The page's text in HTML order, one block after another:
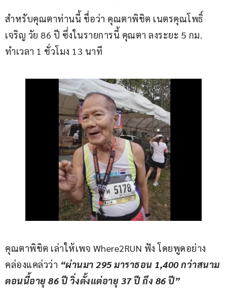
สำหรับคุณตาท่านนี้ ชื่อว่า คุณตาพิชิต เนตรคุณโพธิ์
เจริญ วัย 86 ปี ซึ่งในรายการนี้ คุณตา ลงระยะ 5 กม.
ทำเวลา 1 ชั่วโมง 13 นาที
คุณตาพิชิต เล่าให้เพจ Where2RUN ฟัง โดยพูดอย่าง
คล่องแคล่วว่า “ผ่านมา 295 มาราธอน 1,400 กว่าสนาม
ตอนนี้อายุ 86 ปี วิ่งตั้งแต่อายุ 37 ปี ถึง 86 ปี”